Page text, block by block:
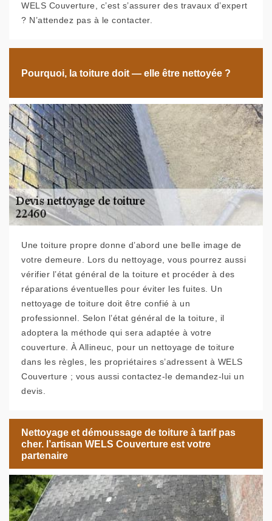
WELS Couverture, c’est s’assurer des travaux d’expert
? N’attendez pas à le contacter.
Pourquoi, la toiture doit — elle être nettoyée ?
Une toiture propre donne d’abord une belle image de
votre demeure. Lors du nettoyage, vous pourrez aussi
vérifier l’état général de la toiture et procéder à des
réparations éventuelles pour éviter les fuites. Un
nettoyage de toiture doit être confié à un
professionnel. Selon l’état général de la toiture, il
adoptera la méthode qui sera adaptée à votre
couverture. À Allineuc, pour un nettoyage de toiture
dans les règles, les propriétaires s’adressent à WELS
Couverture ; vous aussi contactez-le demandez-lui un
devis.
Nettoyage et démoussage de toiture à tarif pas
cher. l’artisan WELS Couverture est votre
partenaire